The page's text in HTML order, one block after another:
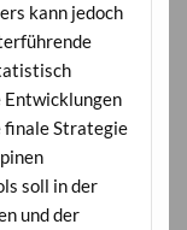
kann jedoch
Entwicklungen
finale Strategie
soll in der
und der